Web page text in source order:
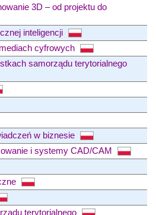
3D – od projektu do
inteligencji
cyfrowych
samorządu terytorialnego
w biznesie
i systemy CAD/CAM
terytorialnego